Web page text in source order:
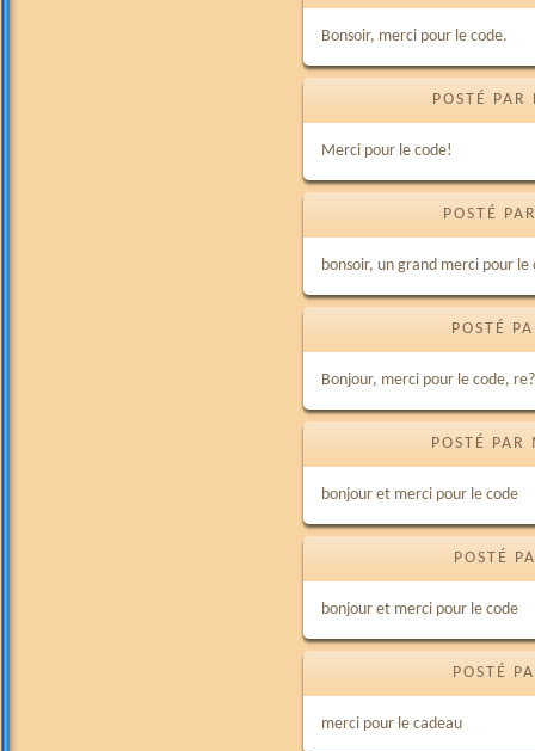
Bonsoir, merci pour le code.
POSTÉ
Merci pour le code!
POSTÉ
bonsoir, un grand merci pour
POSTÉ
Bonjour, merci pour le code,
POSTÉ
bonjour et merci pour le code
POSTÉ
bonjour et merci pour le code
POSTÉ
merci pour le cadeau